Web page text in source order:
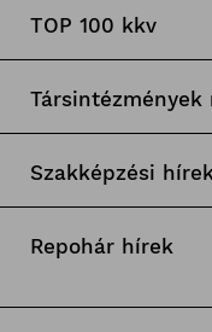
TOP 100 kkv
Társintézmények
Szakképzési hírek
Repohár hírek